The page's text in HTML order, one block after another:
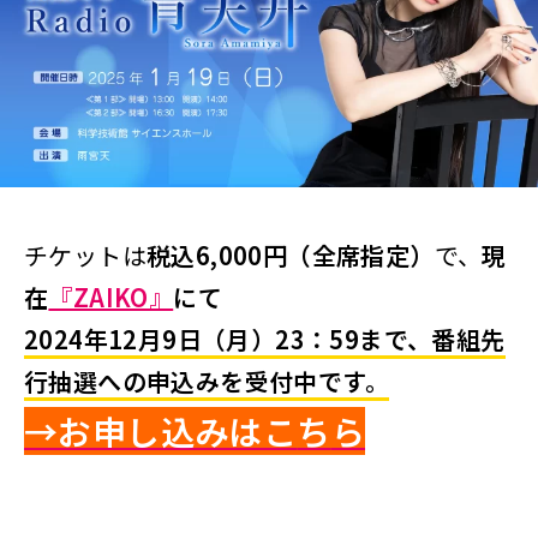
チケットは税込6,000円（全席指定） で、現
在 『ZAIKO』 にて
2024年12月9日（月）23：59まで、番組先
行抽選への申込みを受付中です。
→お申し込みはこち ら